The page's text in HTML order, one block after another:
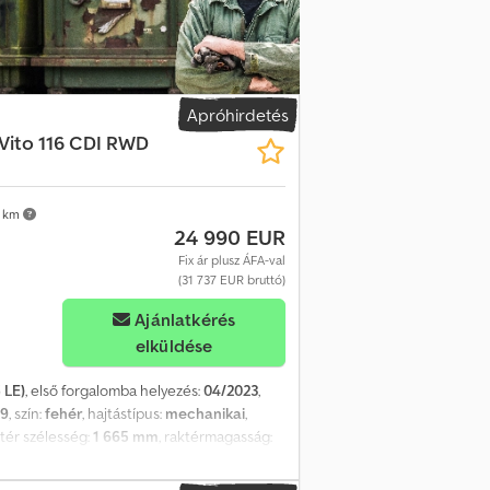
Apróhirdetés
116 CDI RWD
24 990 EUR
Fix ár plusz ÁFA-val
(31 737 EUR bruttó)
Ajánlatkérés
elküldése
LE), első forgalomba helyezés:04/2023,
, szín:fehér, hajtástípus: mechanikai,
szélesség:1 665 mm, raktérmagasság:
(ESP), koromszűrő, központi zár,
en is! E-mail: Dodpfxszn D Urj Akvskr